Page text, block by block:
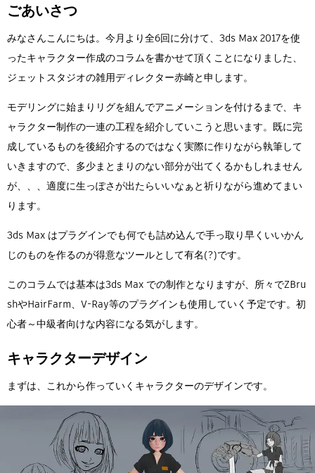
アニメ
教育機関・学生
Flow Studio
ごあいさつ
みなさんこんにちは。今月より全6回に分けて、3ds Max 2017を使
ったキャラクター作成のコラムを書かせて頂くことになりました、
ジェットスタジオの雑用ディレクター赤崎と申します。
モデリングに始まりリグを組んでアニメーションを付けるまで、キ
ャラクター制作の一連の工程を紹介していこうと思います。既に完
成しているものを後紹介するのではなく実際に作りながら執筆して
いきますので、多少まとまりのない部分が出てくるかもしれません
が、、、適度に生っぽさが出たらいいなぁと祈りながら進めてまい
ります。
3ds Max はプラグインでも何でも詰め込んで手っ取り早くいいかん
じのものを作るのが得意なツールとして有名(?)です。
このコラムでは基本は3ds Max での制作となりますが、所々でZBru
shやHairFarm、V-Ray等のプラグインも使用していく予定です。初
心者～中級者向けな内容になる気がします。
キャラクターデザイン
まずは、これから作っていくキャラクターのデザインです。